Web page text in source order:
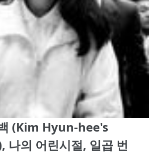
(Kim Hyun-hee's
의 어린시절, 일곱 번